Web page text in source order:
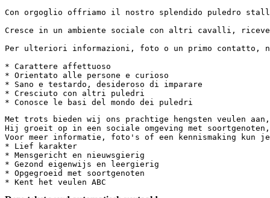
Con orgoglio offriamo il nostro splendido puledro
Cresce in un ambiente sociale con altri cavalli,
Per ulteriori informazioni, foto o un primo contatto,
* Carattere affettuoso
* Orientato alle persone e curioso
* Sano e testardo, desideroso di imparare
* Cresciuto con altri puledri
* Conosce le basi del mondo dei puledri
Met trots bieden wij ons prachtige hengsten veulen
Hij groeit op in een sociale omgeving met
Voor meer informatie, foto's of een kennismaking kun
* Lief karakter
* Mensgericht en nieuwsgierig
* Gezond eigenwijs en leergierig
* Opgegroeid met soortgenoten
* Kent het veulen ABC